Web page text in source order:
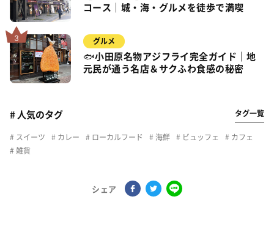
コース｜城・海・グルメを徒歩で満喫
グルメ
🐟小田原名物アジフライ完全ガイド｜地
元民が通う名店＆サクふわ食感の秘密
# 人気のタグ タグ一覧
スイーツ カレー ローカルフード 海鮮 ビュッフェ
カフェ
雑貨
シェア